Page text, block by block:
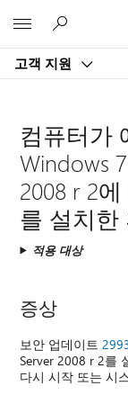
고객 지원
컴퓨터가
Windows
2008 r 2
를 설치한
적용 대상
증상
보안 업데이트
Server 2008 r 2를
다시 시작 또는 시